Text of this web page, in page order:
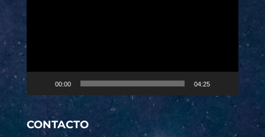
00:00 04:25
CONTACTO